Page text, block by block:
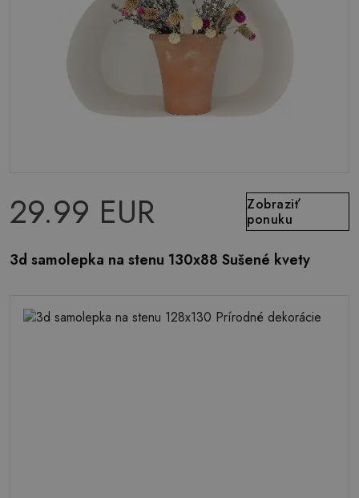
29.99 EUR
Zobraziť
ponuku
3d samolepka na stenu 130x88 Sušené kvety